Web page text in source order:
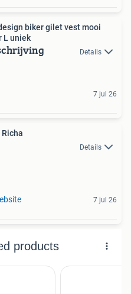
biker gilet vest mooi
L uniek
Details
7 jul 26
Details
7 jul 26